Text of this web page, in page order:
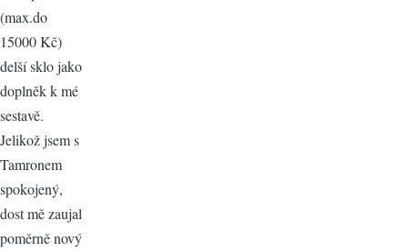
(max.do
15000 Kč)
delší sklo jako
doplněk k mé
sestavě.
Jelikož jsem s
Tamronem
spokojený,
dost mě zaujal
poměrně nový